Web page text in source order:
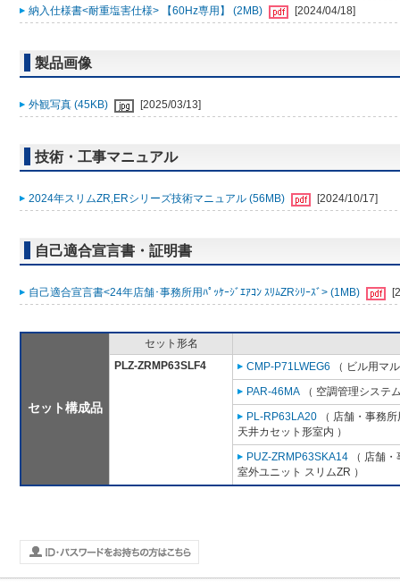
納入仕様書<耐重塩害仕様> 【60Hz専用】 (2MB)
[2024/04/18]
製品画像
外観写真 (45KB) [2025/03/13]
技術・工事マニュアル
2024年スリムZR,ERシリーズ技術マニュアル (56MB) [2024/10/17]
自己適合宣言書・証明書
自己適合宣言書<24年店舗･事務所用ﾊﾟｯｹｰｼﾞｴｱｺﾝ ｽﾘﾑZRｼﾘｰｽﾞ> (1MB)
セット構成品
セット形名
PLZ-ZRMP63SLF4
CMP-P71LWEG6 （ ビル用マ
PAR-46MA （ 空調管理システ
PL-RP63LA20 （ 店舗・事務
天井カセット形室内 ）
PUZ-ZRMP63SKA14 （ 店舗
室外ユニット スリムZR ）